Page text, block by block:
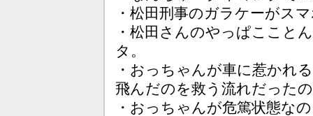
・松田刑事のガラケーがス
・松田さんのやっぱここと
タ。
・おっちゃんが車に惹かれ
飛んだのを救う流れだった
・おっちゃんが危篤状態な